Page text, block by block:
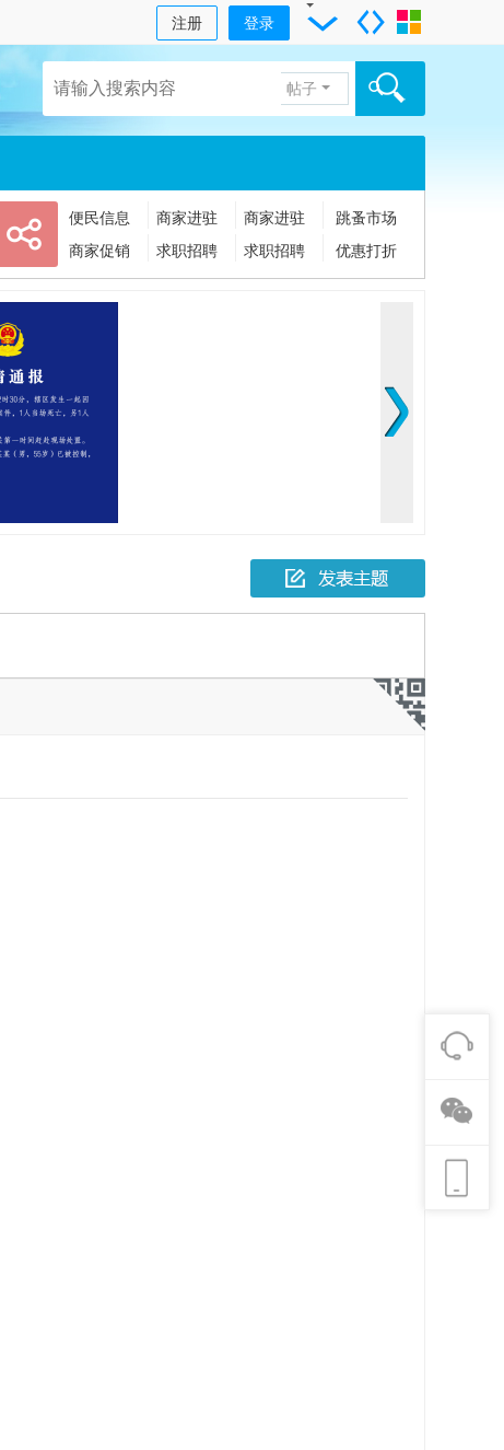
注册 登录
帖子
便民信息 商家进驻 商家进驻
跳蚤市场
商家促销
求职招聘 求职招聘 优惠打折